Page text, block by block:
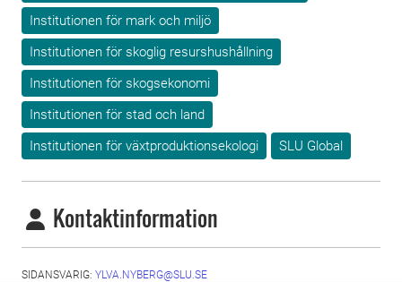
Institutionen för mark och miljö
Institutionen för skoglig resurshushållning
Institutionen för skogsekonomi
Institutionen för stad och land
Institutionen för växtproduktionsekologi
SLU Global
Kontaktinformation
SIDANSVARIG: YLVA.NYBERG@SLU.SE